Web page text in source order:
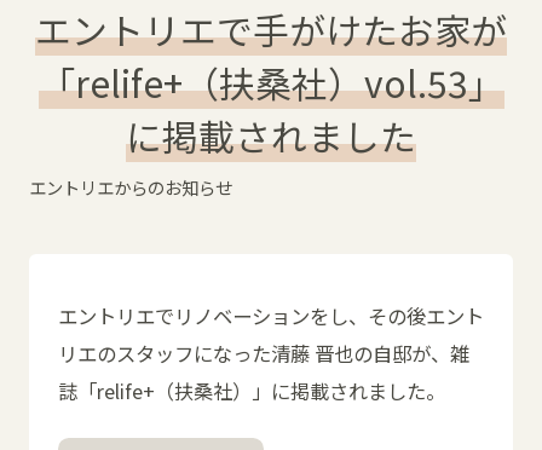
エントリエで手がけたお家が
「relife+（扶桑社）vol.53」
に掲載されました
エントリエからのお知らせ
エントリエでリノベーションをし、その後エント
リエのスタッフになった清藤 晋也の自邸が、雑
誌「relife+（扶桑社）」に掲載されました。